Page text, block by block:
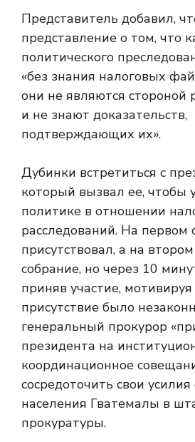
Представитель добавил,
представление о том, что
политического
«без знания налоговых
они не являются стороной
и не знают доказательств,
подтверждающих их».
Дубинки встретиться с
который вызвал ее, чтобы
политике в отношении
расследований. На первом
присутствовал, а на
собрание, но через 10
приняв участие,
присутствие было
генеральный прокурор
президента на
координационное
сосредоточить свои
населения Гватемалы в
прокуратуры.